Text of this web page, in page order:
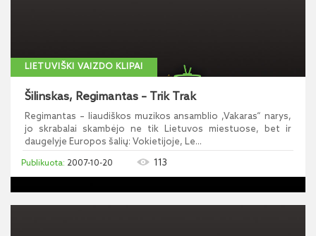
LIETUVIŠKI VAIZDO KLIPAI
Šilinskas, Regimantas – Trik Trak
Regimantas – liaudiškos muzikos ansamblio ,Vakaras“ narys,
jo skrabalai skambėjo ne tik Lietuvos miestuose, bet ir
daugelyje Europos šalių: Vokietijoje, Le...
2007-10-20 113